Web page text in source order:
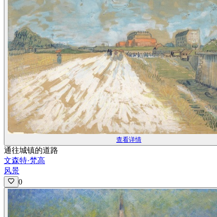
查看详情
通往城镇的道路
文森特·梵高
风景
0